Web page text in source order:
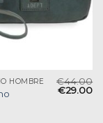
HOMBRE €44.00
€29.00